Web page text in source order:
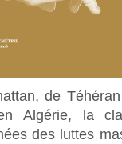
de
Algérie, la
des luttes